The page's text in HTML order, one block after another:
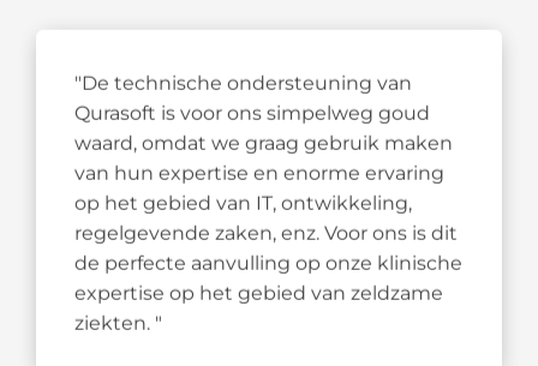
Qurasoft is voor ons simpelweg goud
waard, omdat we graag gebruik maken
van hun expertise en enorme ervaring
op het gebied van IT, ontwikkeling,
regelgevende zaken, enz. Voor ons is dit
de perfecte aanvulling op onze klinische
expertise op het gebied van zeldzame
ziekten. "